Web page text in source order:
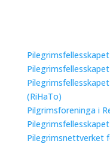
(RiHaTo)
Pilgrimsforeninga i
Pilegrimsnettverket